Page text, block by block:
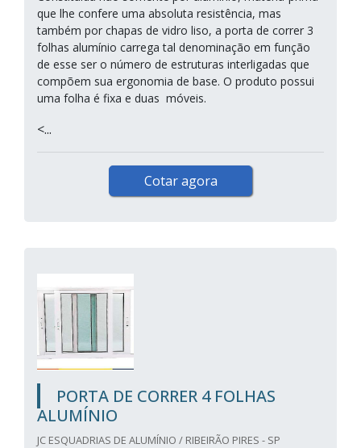
que lhe confere uma absoluta resistência, mas
também por chapas de vidro liso, a porta de correr 3
folhas alumínio carrega tal denominação em função
de esse ser o número de estruturas interligadas que
compõem sua ergonomia de base. O produto possui
uma folha é fixa e duas móveis.
<...
Cotar agora
PORTA DE CORRER 4 FOLHAS
ALUMÍNIO
JC ESQUADRIAS DE ALUMÍNIO / RIBEIRÃO PIRES - SP